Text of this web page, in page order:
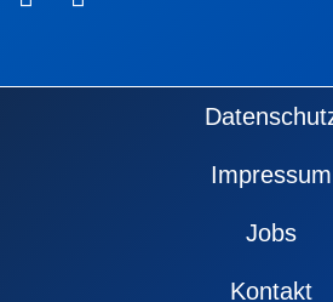
Impressum
Jobs
Kontakt